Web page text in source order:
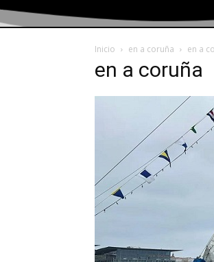
Inicio en a coruña en a
en a coruña